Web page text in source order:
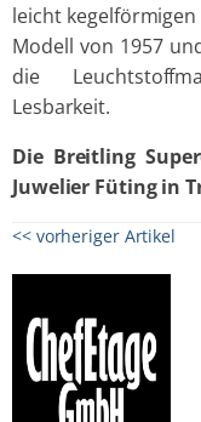
leicht
Modell von 1957
die
Lesbarkeit.
Die Breitling
Juwelier Füting in
<< vorheriger Artikel